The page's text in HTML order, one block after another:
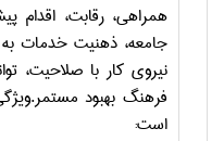
همراهی، رقابت، اقدام
جامعه، ذهنیت خدمات
نیروی کار با صلاحیت،
فرهنگ بهبود
است: